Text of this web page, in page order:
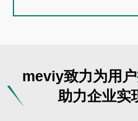
meviy致力为用户
助力企业实